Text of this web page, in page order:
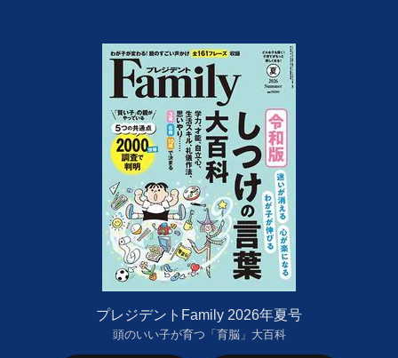
プレジデントFamily 2026年夏号
頭のいい子が育つ「育脳」大百科